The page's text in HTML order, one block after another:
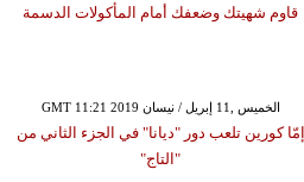
قاوم شهيتك وضعفك أمام المأكولات الدسمة
GMT 11:21 2019 الخميس ,11 إبريل / نيسان
إمّا كورين تلعب دور "ديانا" في الجزء الثاني من
"التاج"